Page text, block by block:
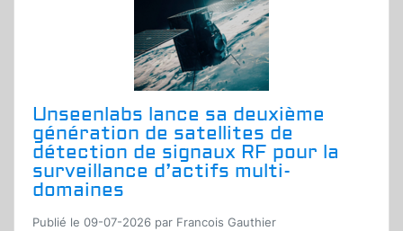
Unseenlabs lance sa deuxième
génération de satellites de
détection de signaux RF pour la
surveillance d’actifs multi-
domaines
Publié le 09-07-2026 par Francois Gauthier